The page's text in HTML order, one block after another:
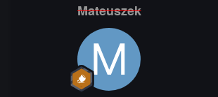
Mateuszek